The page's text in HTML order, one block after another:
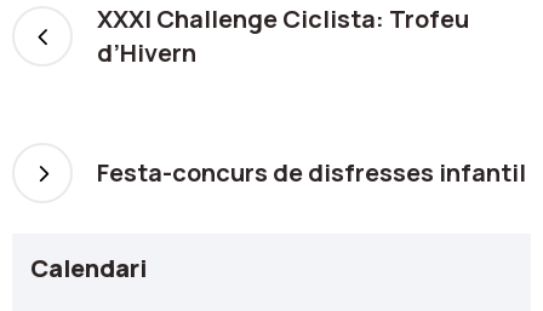
XXXI Challenge Ciclista: Trofeu
d’Hivern
Festa-concurs de disfresses infantil
Calendari